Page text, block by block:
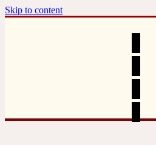
Skip to content